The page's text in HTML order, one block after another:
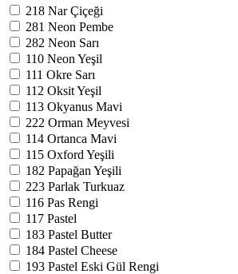
218 Nar Çiçeği
281 Neon Pembe
282 Neon Sarı
110 Neon Yeşil
111 Okre Sarı
112 Oksit Yeşil
113 Okyanus Mavi
222 Orman Meyvesi
114 Ortanca Mavi
115 Oxford Yeşili
182 Papağan Yeşili
223 Parlak Turkuaz
116 Pas Rengi
117 Pastel
183 Pastel Butter
184 Pastel Cheese
193 Pastel Eski Gül Rengi